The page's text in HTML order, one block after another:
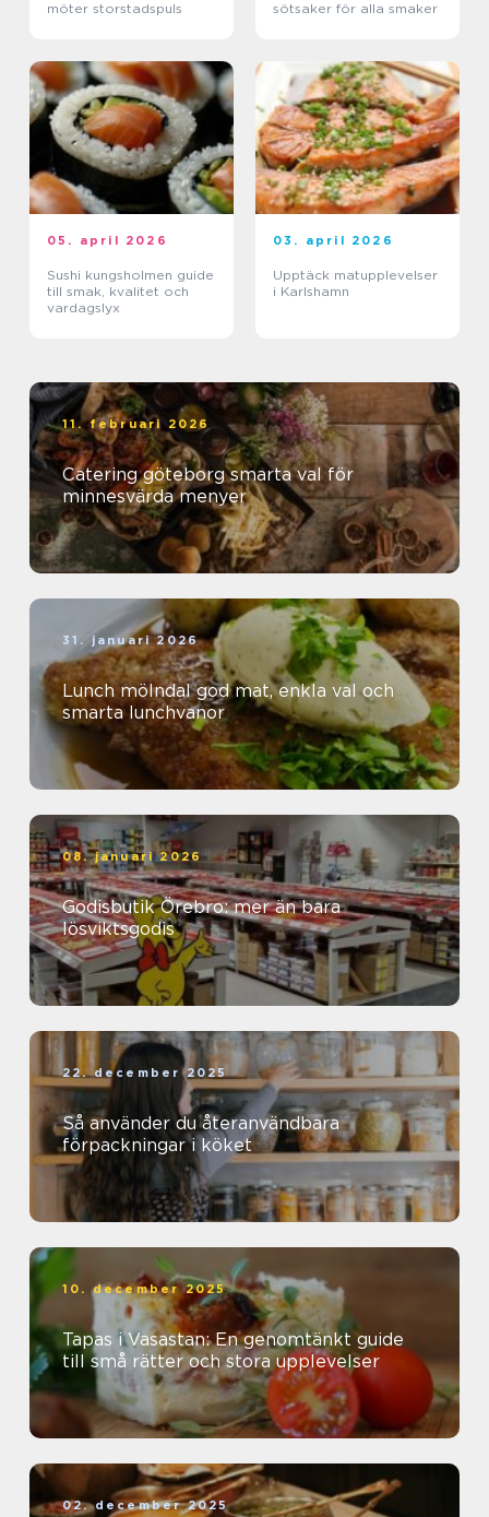
möter storstadspuls
sötsaker för alla smaker
05. april 2026
Sushi kungsholmen guide
till smak, kvalitet och
vardagslyx
03. april 2026
Upptäck matupplevelser
i Karlshamn
11. februari 2026
Catering göteborg smarta val för
minnesvärda menyer
31. januari 2026
Lunch mölndal god mat, enkla val och
smarta lunchvanor
08. januari 2026
Godisbutik Örebro: mer än bara
lösviktsgodis
22. december 2025
Så använder du återanvändbara
förpackningar i köket
10. december 2025
Tapas i Vasastan: En genomtänkt guide
till små rätter och stora upplevelser
02. december 2025